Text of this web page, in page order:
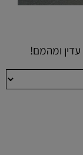
עדין ומהמם!